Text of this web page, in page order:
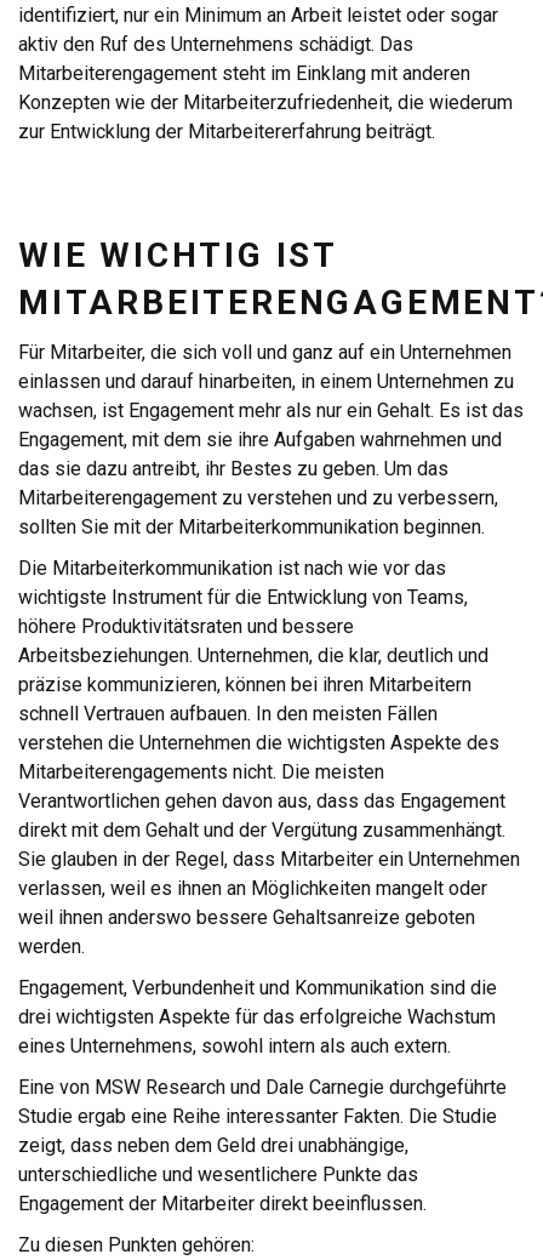
identifiziert, nur ein Minimum an Arbeit leistet oder sogar
aktiv den Ruf des Unternehmens schädigt. Das
Mitarbeiterengagement steht im Einklang mit anderen
Konzepten wie der Mitarbeiterzufriedenheit, die wiederum
zur Entwicklung der Mitarbeitererfahrung beiträgt.
WIE WICHTIG IST
Für Mitarbeiter, die sich voll und ganz auf ein Unternehmen
einlassen und darauf hinarbeiten, in einem Unternehmen zu
wachsen, ist Engagement mehr als nur ein Gehalt. Es ist das
Engagement, mit dem sie ihre Aufgaben wahrnehmen und
das sie dazu antreibt, ihr Bestes zu geben. Um das
Mitarbeiterengagement zu verstehen und zu verbessern,
sollten Sie mit der Mitarbeiterkommunikation beginnen.
Die Mitarbeiterkommunikation ist nach wie vor das
wichtigste Instrument für die Entwicklung von Teams,
höhere Produktivitätsraten und bessere
Arbeitsbeziehungen. Unternehmen, die klar, deutlich und
präzise kommunizieren, können bei ihren Mitarbeitern
schnell Vertrauen aufbauen. In den meisten Fällen
verstehen die Unternehmen die wichtigsten Aspekte des
Mitarbeiterengagements nicht. Die meisten
Verantwortlichen gehen davon aus, dass das Engagement
direkt mit dem Gehalt und der Vergütung zusammenhängt.
Sie glauben in der Regel, dass Mitarbeiter ein Unternehmen
verlassen, weil es ihnen an Möglichkeiten mangelt oder
weil ihnen anderswo bessere Gehaltsanreize geboten
werden.
Engagement, Verbundenheit und Kommunikation sind die
drei wichtigsten Aspekte für das erfolgreiche Wachstum
eines Unternehmens, sowohl intern als auch extern.
Eine von MSW Research und Dale Carnegie durchgeführte
Studie ergab eine Reihe interessanter Fakten. Die Studie
zeigt, dass neben dem Geld drei unabhängige,
unterschiedliche und wesentlichere Punkte das
Engagement der Mitarbeiter direkt beeinflussen.
Zu diesen Punkten gehören: